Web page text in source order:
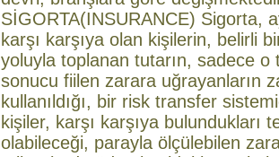
SİGORTA(INSURANCE) Sigorta,
karşı karşıya olan kişilerin, belirli
yoluyla toplanan tutarın, sadece
sonucu fiilen zarara uğrayanların
kullanıldığı, bir risk transfer
kişiler, karşı karşıya bulundukları
olabileceği, parayla ölçülebilen